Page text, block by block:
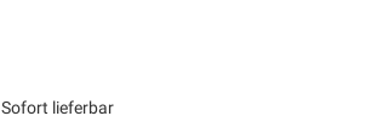
Sofort lieferbar